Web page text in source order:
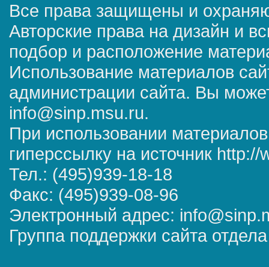
Все права защищены и
Авторские права на дизайн и
подбор и расположение
Использование материалов
администрации сайта. Вы
info@sinp.msu.ru.
При использовании
гиперссылку на источник
Тел.: (495)939-18-18
Факс: (495)939-08-96
Электронный адрес:
Группа поддержки сайта